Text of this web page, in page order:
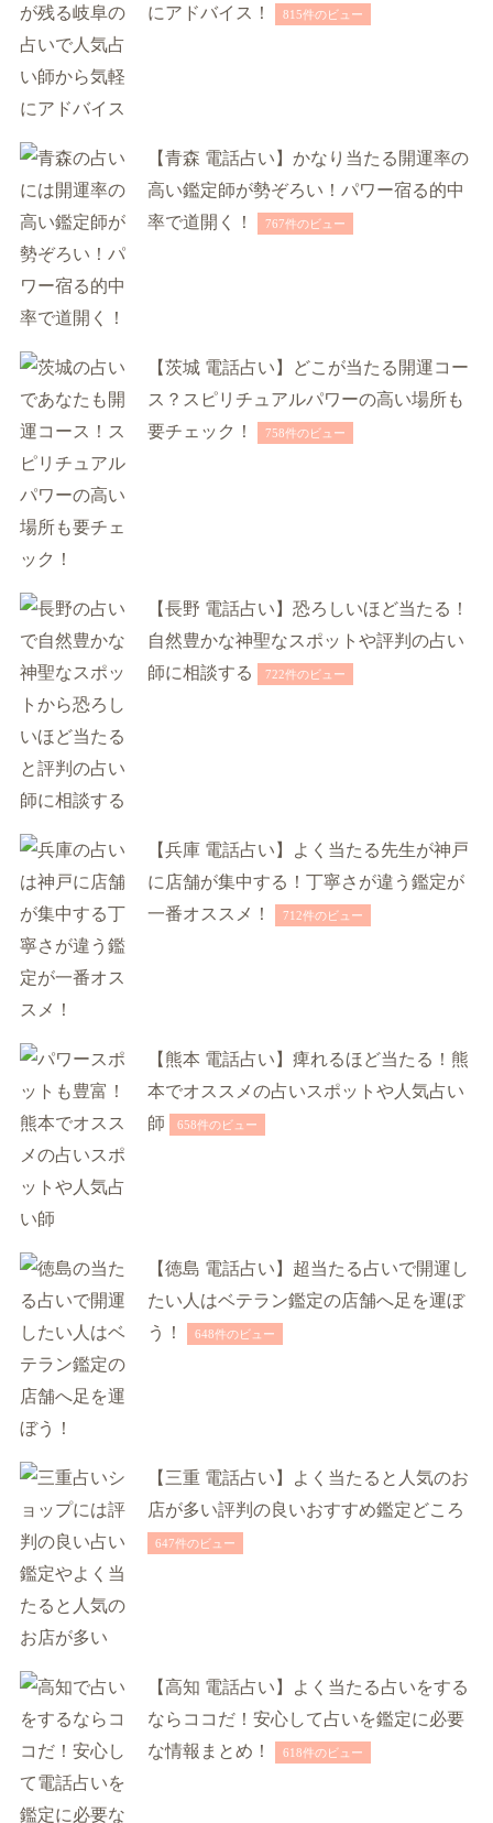
にアドバイス！ 815件のビュー
【青森 電話占い】かなり当たる開運率の
高い鑑定師が勢ぞろい！パワー宿る的中
率で道開く！
767件のビュー
【茨城 電話占い】どこが当たる開運コー
ス？スピリチュアルパワーの高い場所も
要チェック！
758件のビュー
【長野 電話占い】恐ろしいほど当たる！
自然豊かな神聖なスポットや評判の占い
師に相談する
722件のビュー
【兵庫 電話占い】よく当たる先生が神戸
に店舗が集中する！丁寧さが違う鑑定が
一番オススメ！
712件のビュー
【熊本 電話占い】痺れるほど当たる！熊
本でオススメの占いスポットや人気占い
師
658件のビュー
【徳島 電話占い】超当たる占いで開運し
たい人はベテラン鑑定の店舗へ足を運ぼ
う！
648件のビュー
【三重 電話占い】よく当たると人気のお
店が多い評判の良いおすすめ鑑定どころ
647件のビュー
【高知 電話占い】よく当たる占いをする
ならココだ！安心して占いを鑑定に必要
な情報まとめ！
618件のビュー